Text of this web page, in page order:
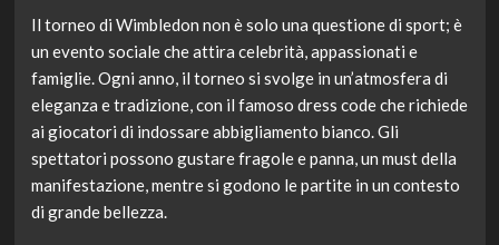
Il torneo di Wimbledon non è solo una questione di sport; è
un evento sociale che attira celebrità, appassionati e
famiglie. Ogni anno, il torneo si svolge in un’atmosfera di
eleganza e tradizione, con il famoso dress code che richiede
ai giocatori di indossare abbigliamento bianco. Gli
spettatori possono gustare fragole e panna, un must della
manifestazione, mentre si godono le partite in un contesto
di grande bellezza.